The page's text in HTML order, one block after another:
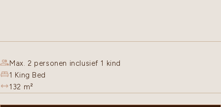
Max. 2 personen inclusief 1 kind
1 King Bed
132 m²